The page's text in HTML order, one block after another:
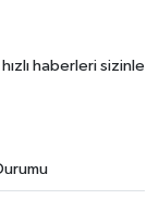
haberleri sizinle